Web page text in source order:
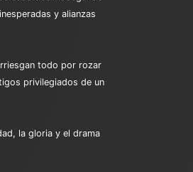
y alianzas
todo por rozar
privilegiados de un
la gloria y el drama